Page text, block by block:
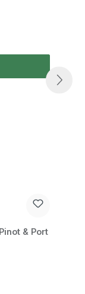
& Port